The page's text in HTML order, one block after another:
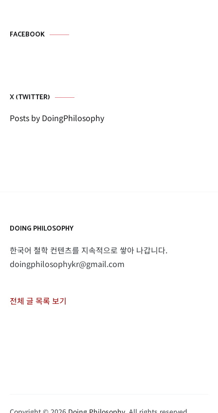
FACEBOOK
X (TWITTER)
Posts by DoingPhilosophy
DOING PHILOSOPHY
한국어 철학 컨텐츠를 지속적으로 쌓아 나갑니다.
doingphilosophykr@gmail.com
전체 글 목록 보기